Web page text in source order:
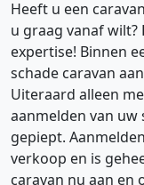
Heeft u een
u graag vanaf
expertise! Binnen
schade caravan
Uiteraard alleen
aanmelden van uw
gepiept.
verkoop en is
caravan nu aan en